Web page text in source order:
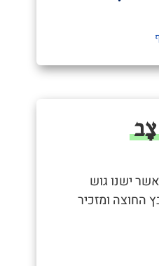
ישנו גוש
החוצה ומזכיר